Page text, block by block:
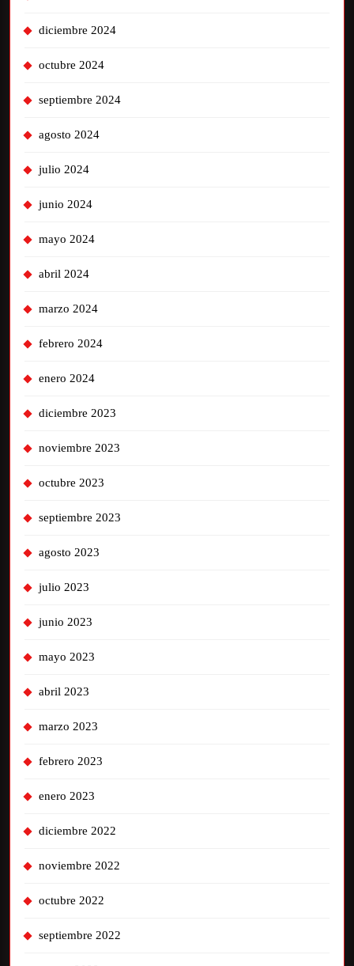
diciembre 2024
octubre 2024
septiembre 2024
agosto 2024
julio 2024
junio 2024
mayo 2024
abril 2024
marzo 2024
febrero 2024
enero 2024
diciembre 2023
noviembre 2023
octubre 2023
septiembre 2023
agosto 2023
julio 2023
junio 2023
mayo 2023
abril 2023
marzo 2023
febrero 2023
enero 2023
diciembre 2022
noviembre 2022
octubre 2022
septiembre 2022